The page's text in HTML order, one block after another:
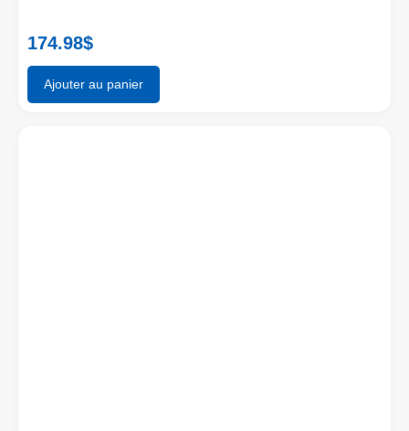
174.98$
Ajouter au panier